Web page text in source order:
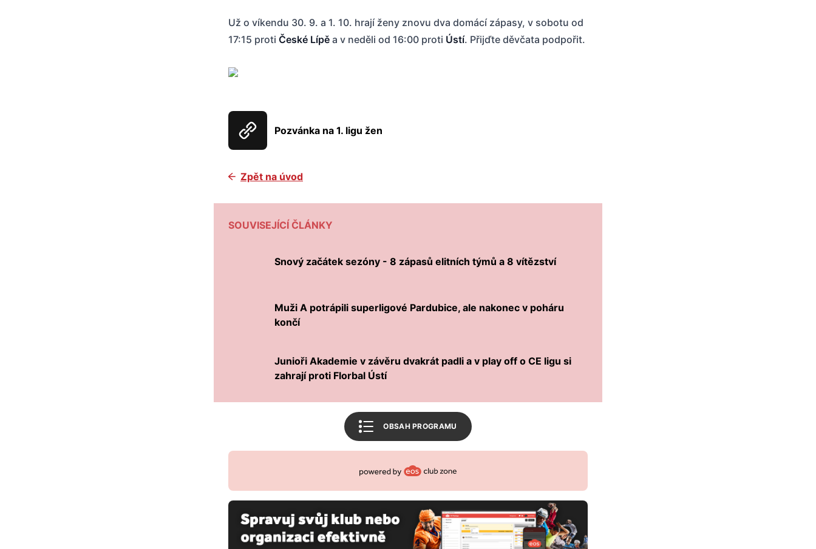
Už o víkendu 30. 9. a 1. 10. hrají ženy znovu dva domácí zápasy, v sobotu od
17:15 proti České Lípě a v neděli od 16:00 proti Ústí. Přijďte děvčata podpořit.
Pozvánka na 1. ligu žen
Zpět na úvod
SOUVISEJÍCÍ ČLÁNKY
Snový začátek sezóny - 8 zápasů elitních týmů a 8 vítězství
Muži A potrápili superligové Pardubice, ale nakonec v poháru
končí
Junioři Akademie v závěru dvakrát padli a v play off o CE ligu si
zahrají proti Florbal Ústí
OBSAH PROGRAMU
Program utkání
Český florbal